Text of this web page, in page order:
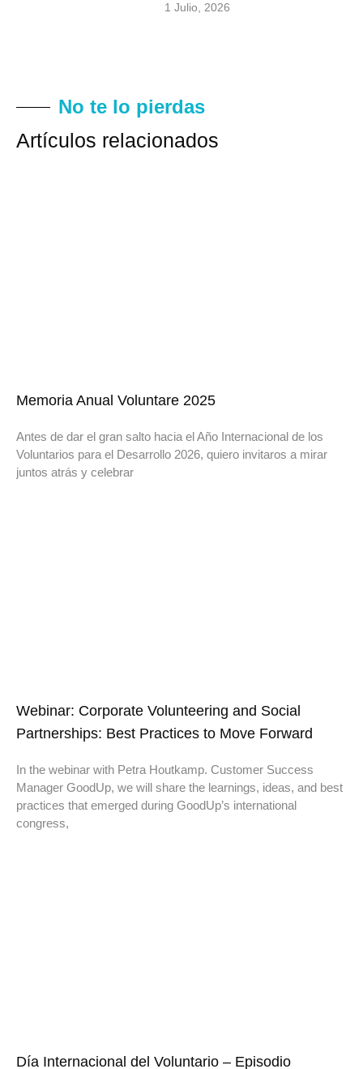
1 Julio, 2026
No te lo pierdas
Artículos relacionados
Memoria Anual Voluntare 2025
Antes de dar el gran salto hacia el Año Internacional de los
Voluntarios para el Desarrollo 2026, quiero invitaros a mirar
juntos atrás y celebrar
Webinar: Corporate Volunteering and Social
Partnerships: Best Practices to Move Forward
In the webinar with Petra Houtkamp. Customer Success
Manager GoodUp, we will share the learnings, ideas, and best
practices that emerged during GoodUp’s international
congress,
Día Internacional del Voluntario – Episodio